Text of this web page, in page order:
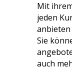
Mit
jeden
anbieten
Sie
auch